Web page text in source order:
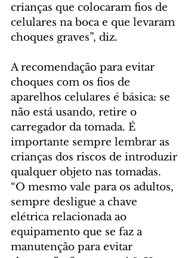
crianças que colocaram fios de
celulares na boca e que levaram
choques graves”, diz.
A recomendação para evitar
choques com os fios de
aparelhos celulares é básica: se
não está usando, retire o
carregador da tomada. É
importante sempre lembrar as
crianças dos riscos de introduzir
qualquer objeto nas tomadas.
“O mesmo vale para os adultos,
sempre desligue a chave
elétrica relacionada ao
equipamento que se faz a
manutenção para evitar